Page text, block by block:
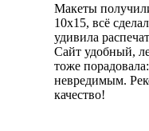
Макеты
10х15, всё
удивила
Сайт удобный,
тоже
невредимым.
качество!